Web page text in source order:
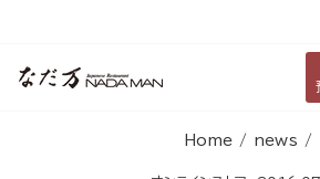
Home / news /